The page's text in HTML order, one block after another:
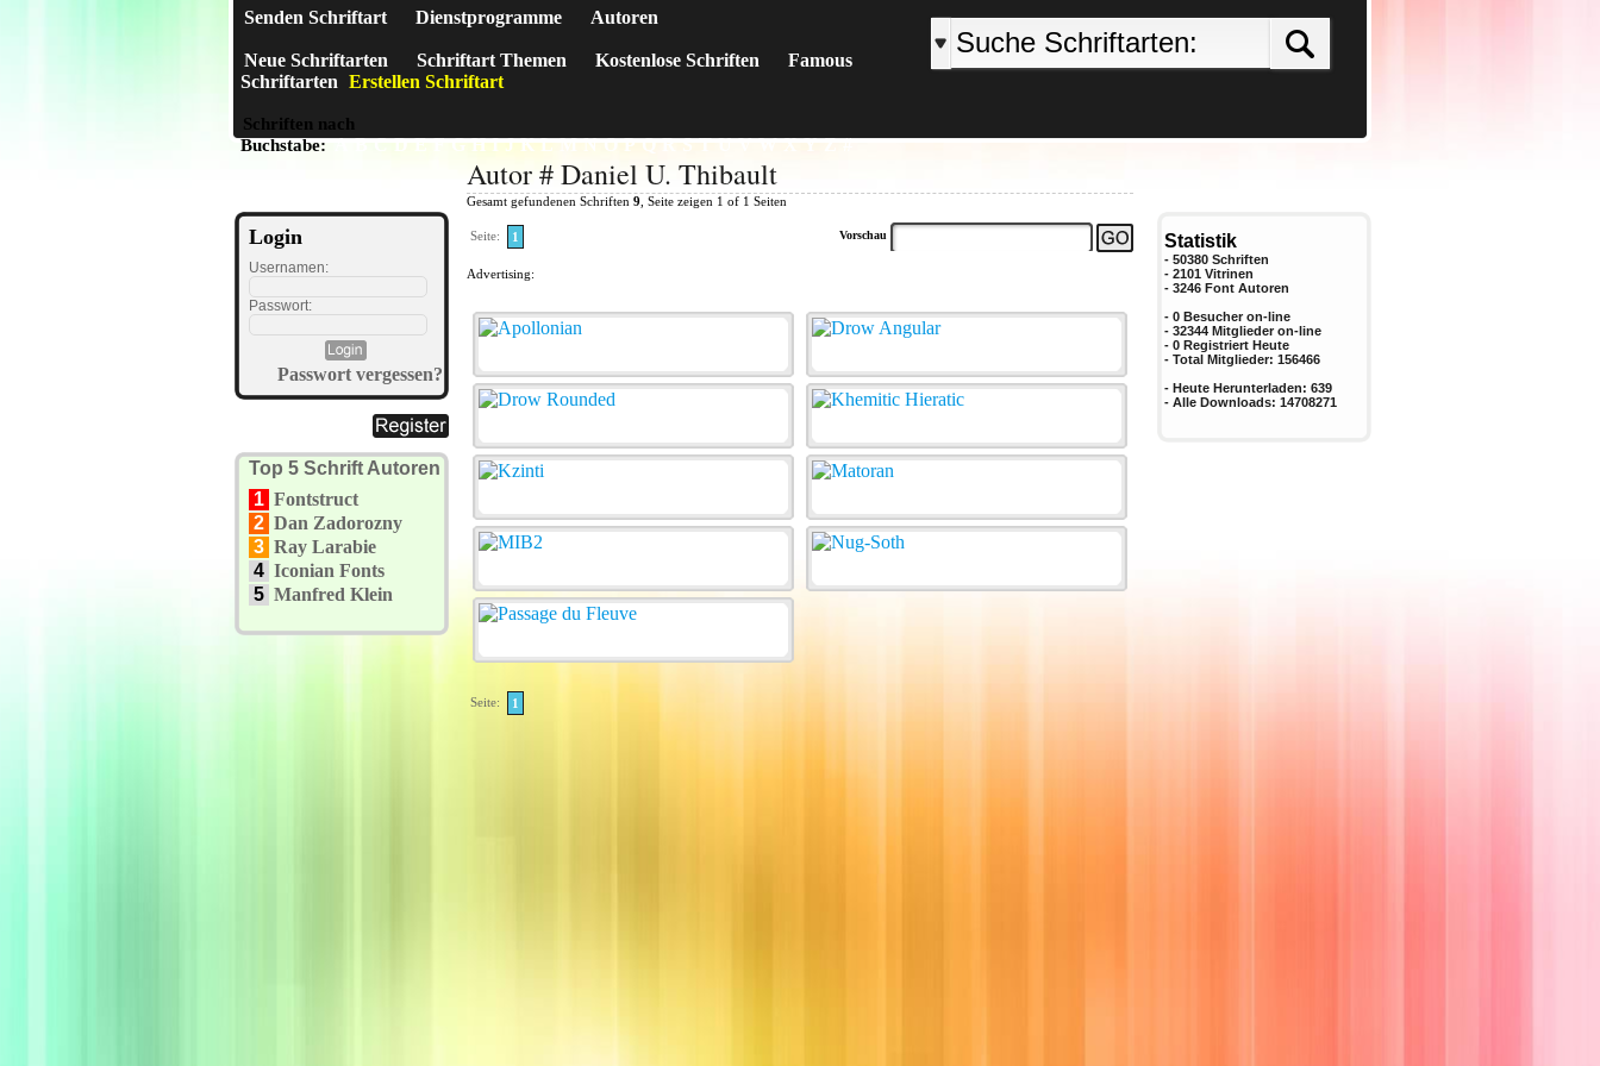
Senden Schriftart Dienstprogramme Autoren
Neue Schriftarten Schriftart Themen Kostenlose Schriften
Famous
Schriftarten Erstellen Schriftart
Schriften nach
Buchstabe: A B C D E F G H I J K L M N O P Q R S T U V W X Y Z #
Login
Usernamen:
Passwort:
Passwort vergessen?
Top 5 Schrift Autoren
1 Fontstruct
2 Dan Zadorozny
3 Ray Larabie
4 Iconian Fonts
5 Manfred Klein
Autor # Daniel U. Thibault
Gesamt gefundenen Schriften 9 , Seite zeigen 1 of 1 Seiten
Seite: 1 Vorschau
Advertising:
Seite: 1
Statistik
- 50380 Schriften
- 2101 Vitrinen
- 3246 Font Autoren
- 0 Besucher on-line
- 32344 Mitglieder on-line
- 0 Registriert Heute
- Total Mitglieder: 156466
- Heute Herunterladen: 639
- Alle Downloads: 14708271